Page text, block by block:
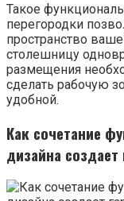
Такое
перегородки
пространство
столешницу
размещения
сделать рабочую
удобной.
Как сочетание
дизайна